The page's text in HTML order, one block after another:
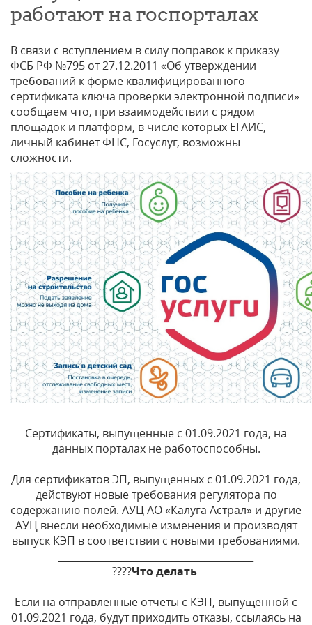
работают на госпорталах
В связи с вступлением в силу поправок к приказу
ФСБ РФ №795 от 27.12.2011 «Об утверждении
требований к форме квалифицированного
сертификата ключа проверки электронной подписи»
сообщаем что, при взаимодействии с рядом
площадок и платформ, в числе которых ЕГАИС,
личный кабинет ФНС, Госуслуг, возможны
сложности.
Сертификаты, выпущенные с 01.09.2021 года, на
данных порталах не работоспособны.
Для сертификатов ЭП, выпущенных с 01.09.2021 года,
действуют новые требования регулятора по
содержанию полей. АУЦ АО «Калуга Астрал» и другие
АУЦ внесли необходимые изменения и производят
выпуск КЭП в соответствии с новыми требованиями.
????Что делать
Если на отправленные отчеты с КЭП, выпущенной с
01.09.2021 года, будут приходить отказы, ссылаясь на